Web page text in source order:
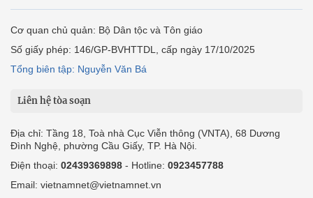
Cơ quan chủ quản: Bộ Dân tộc và Tôn giáo
Số giấy phép: 146/GP-BVHTTDL, cấp ngày 17/10/2025
Tổng biên tập: Nguyễn Văn Bá
Liên hệ tòa soạn
Địa chỉ: Tầng 18, Toà nhà Cục Viễn thông (VNTA), 68 Dương
Đình Nghệ, phường Cầu Giấy, TP. Hà Nội.
Điện thoại: 02439369898 - Hotline: 0923457788
Email: vietnamnet@vietnamnet.vn